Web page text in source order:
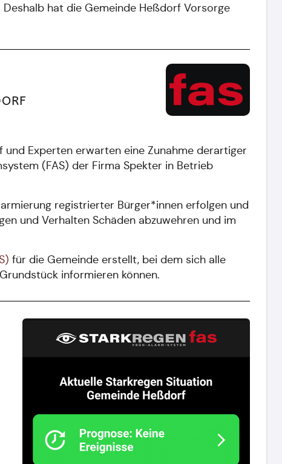
hat die Gemeinde Heßdorf Vorsorge
Experten erwarten eine Zunahme derartiger
(FAS) der Firma Spekter in Betrieb
registrierter Bürger*innen erfolgen und
und Verhalten Schäden abzuwehren und im
für die Gemeinde erstellt, bei dem sich alle
informieren können.